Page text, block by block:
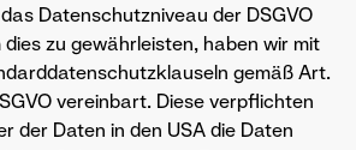
Datenschutzniveau der DSGVO
zu gewährleisten, haben wir mit
gemäß Art.
vereinbart. Diese verpflichten
der Daten in den USA die Daten